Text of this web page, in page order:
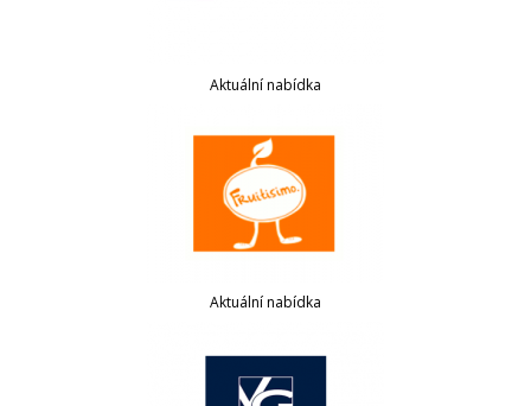
Aktuální nabídka
Aktuální nabídka